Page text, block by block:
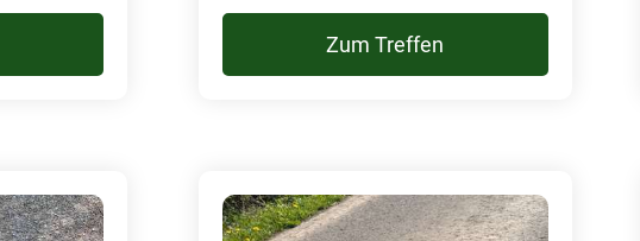
Zum Treffen